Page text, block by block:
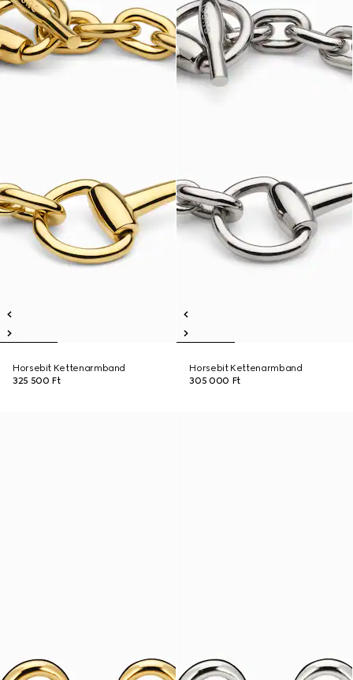
Horsebit Kettenarmband
325 500 Ft
Horsebit Kettenarmband
305 000 Ft